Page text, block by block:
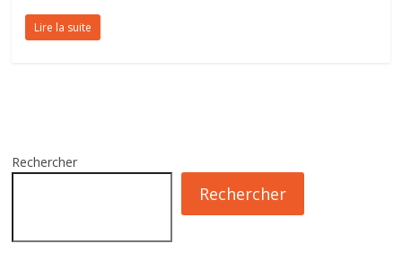
Lire la suite
Rechercher
Rechercher